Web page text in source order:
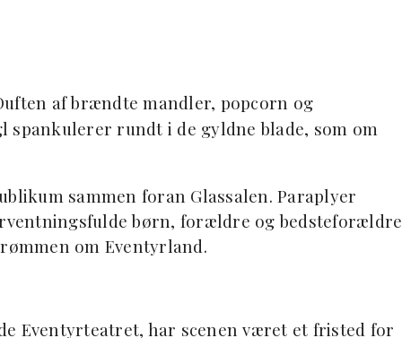
af brændte mandler, popcorn og
spankulerer rundt i de gyldne blade, som om
sammen foran Glassalen. Paraplyer
børn, forældre og bedsteforældre
om Eventyrland.
Eventyrteatret, har scenen været et fristed for